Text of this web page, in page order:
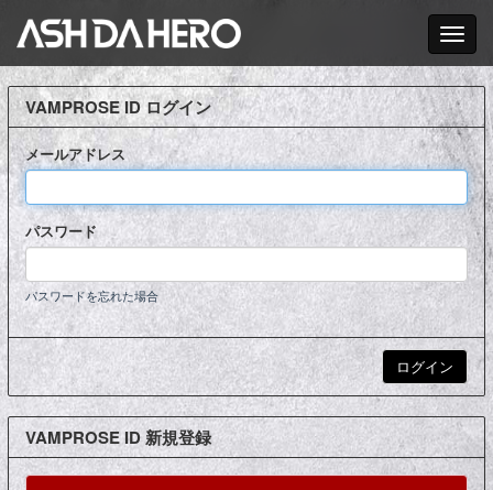
Toggle
VAMPROSE ID ログイン
メールアドレス
パスワード
パスワードを忘れた場合
VAMPROSE ID 新規登録